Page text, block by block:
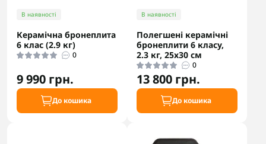
В наявності
Керамічна бронеплита
6 клас (2.9 кг)
0
9 990 грн.
До кошика
В наявності
Полегшені керамічні
бронеплити 6 класу,
2.3 кг, 25х30 см
0
13 800 грн.
До кошика